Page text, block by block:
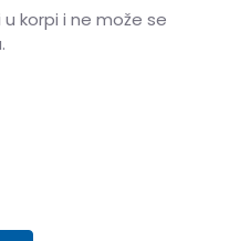
korpi i ne može se